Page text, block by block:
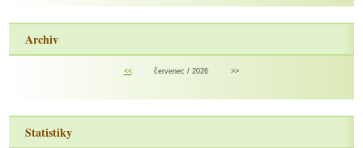
Archiv
<< červenec / 2026 >>
Statistiky